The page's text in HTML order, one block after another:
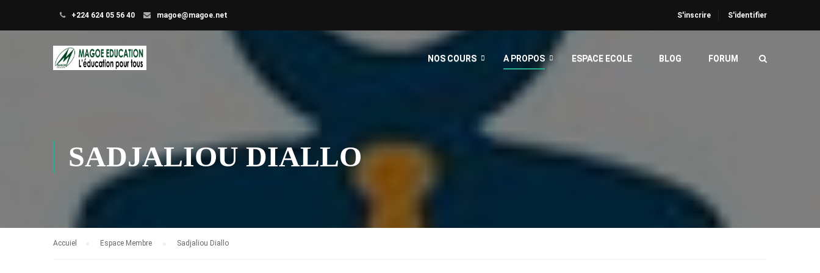
+224 624 05 56 40 magoe@magoe.net S'inscrire S'identifier
NOS COURS A PROPOS ESPACE ECOLE BLOG FORUM
SADJALIOU DIALLO
Accuiel Espace Membre Sadjaliou Diallo